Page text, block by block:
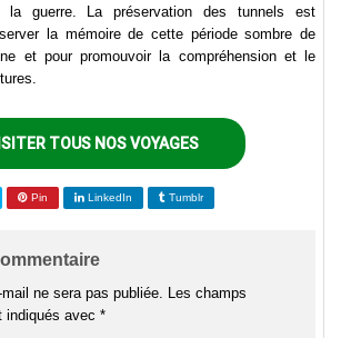
guerre. La préservation des tunnels est
la mémoire de cette période sombre de
et pour promouvoir la compréhension et le
TOUS NOS VOYAGES
Pin LinkedIn Tumblr
ne sera pas publiée.
Les champs
indiqués avec *